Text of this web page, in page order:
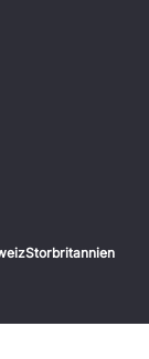
Storbritannien